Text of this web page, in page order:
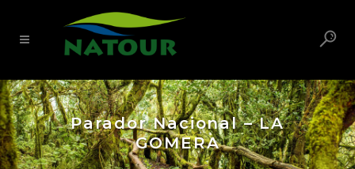
Parador Nacional – LA
GOMERA